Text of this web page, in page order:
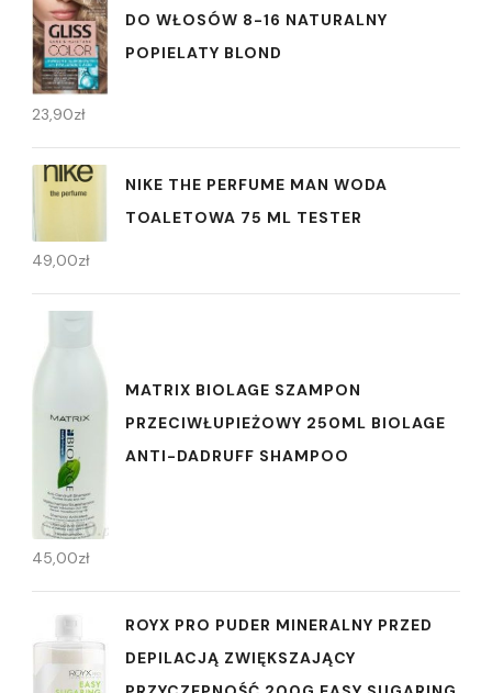
DO WŁOSÓW 8-16 NATURALNY
POPIELATY BLOND
23,90zł
NIKE THE PERFUME MAN WODA
TOALETOWA 75 ML TESTER
49,00zł
MATRIX BIOLAGE SZAMPON
PRZECIWŁUPIEŻOWY 250ML BIOLAGE
ANTI-DADRUFF SHAMPOO
45,00zł
ROYX PRO PUDER MINERALNY PRZED
DEPILACJĄ ZWIĘKSZAJĄCY